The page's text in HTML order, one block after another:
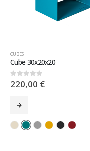
CUBES
Cube 30x20x20
0sur 5
220,00 €